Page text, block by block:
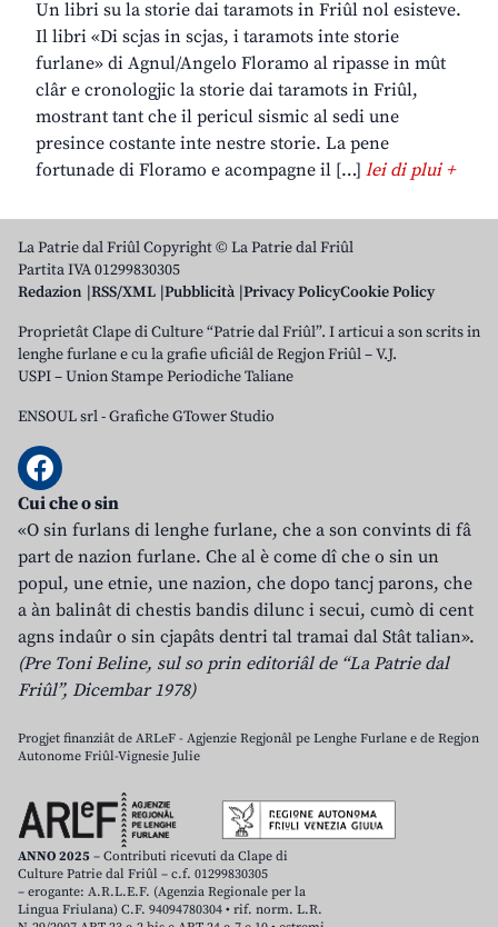
Un libri su la storie dai taramots in Friûl nol esisteve.
Il libri «Di scjas in scjas, i taramots inte storie
furlane» di Agnul/Angelo Floramo al ripasse in mût
clâr e cronologjic la storie dai taramots in Friûl,
mostrant tant che il pericul sismic al sedi une
presince costante inte nestre storie. La pene
fortunade di Floramo e acompagne il […] lei di plui +
La Patrie dal Friûl Copyright © La Patrie dal Friûl
Partita IVA 01299830305
Redazion RSS/XML Pubblicità Privacy PolicyCookie Policy
Proprietât Clape di Culture “Patrie dal Friûl”. I articui a son scrits in
lenghe furlane e cu la grafie uficiâl de Regjon Friûl – V.J.
USPI – Union Stampe Periodiche Taliane
ENSOUL srl-Grafiche GTower Studio
Cui che o sin
«O sin furlans di lenghe furlane, che a son convints di fâ
part de nazion furlane. Che al è come dî che o sin un
popul, une etnie, une nazion, che dopo tancj parons, che
a àn balinât di chestis bandis dilunc i secui, cumò di cent
agns indaûr o sin cjapâts dentri tal tramai dal Stât talian».
(Pre Toni Beline, sul so prin editoriâl de “La Patrie dal
Friûl”, Dicembar 1978)
Progjet finanziât de ARLeF - Agjenzie Regjonâl pe Lenghe Furlane e de Regjon
Autonome Friûl-Vignesie Julie
ANNO 2025 – Contributi ricevuti da Clape di
Culture Patrie dal Friûl – c.f. 01299830305
– erogante: A.R.L.E.F. (Agenzia Regionale per la
Lingua Friulana) C.F. 94094780304 • rif. norm. L.R.